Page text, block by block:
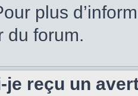
plus
du forum.
je reçu un